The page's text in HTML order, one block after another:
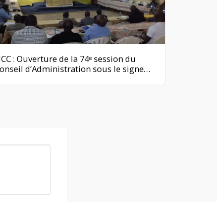
: Ouverture de la 74ᵉ session du
d’Administration sous le signe